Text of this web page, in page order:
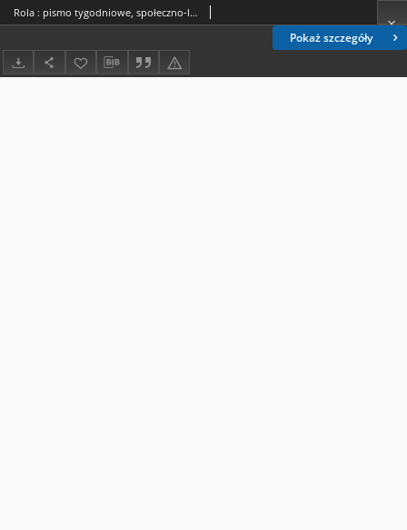
Pokaż szczegóły
Rola : pismo tygodniowe, społeczno-literackie / pod red. Jana Jeleńskiego R. 7, Nr 42 (7/19 października 1889)